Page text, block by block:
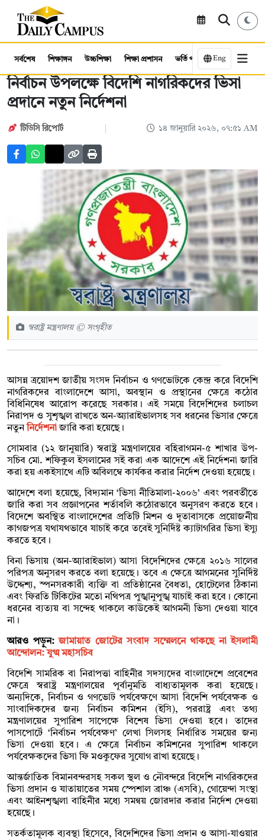
সর্বশেষ শিক্ষাঙ্গন উচ্চশিক্ষা শিক্ষা প্রশাসন ভর্তি পরীক্ষা কর্মসংস্থান
Eng
নির্বাচন উপলক্ষে বিদেশি নাগরিকদের ভিসা
প্রদানে নতুন নির্দেশনা
টিডিসি রিপোর্ট ১৪ জানুয়ারি ২০২৬, ০৭:৫১ AM
স্বরাষ্ট্র মন্ত্রণালয় © সংগৃহীত
আসন্ন ত্রয়োদশ জাতীয় সংসদ নির্বাচন ও গণভোটকে কেন্দ্র করে বিদেশি
নাগরিকদের বাংলাদেশে আসা, অবস্থান ও প্রস্থানের ক্ষেত্রে কঠোর
বিধিনিষেধ আরোপ করেছে সরকার। এই সময়ে বিদেশিদের চলাচল
নিরাপদ ও সুশৃঙ্খল রাখতে অন-অ্যারাইভালসহ সব ধরনের ভিসার ক্ষেত্রে
নতুননির্দেশনাজারি করা হয়েছে।
সোমবার (১২ জানুয়ারি) স্বরাষ্ট্র মন্ত্রণালয়ের বহিরাগমন-৫ শাখার উপ-
সচিব মো. শফিকুল ইসলামের সই করা এক আদেশে এই নির্দেশনা জারি
করা হয় একইসাথে এটি অবিলম্বে কার্যকর করার নির্দেশ দেওয়া হয়েছে।
আদেশে বলা হয়েছে, বিদ্যমান ‘ভিসা নীতিমালা-২০০৬’ এবং পরবর্তীতে
জারি করা সব প্রজ্ঞাপনের শর্তাবলি কঠোরভাবে অনুসরণ করতে হবে।
বিদেশে অবস্থিত বাংলাদেশের প্রতিটি মিশন ও দূতাবাসকে প্রয়োজনীয়
কাগজপত্র যথাযথভাবে যাচাই করে তবেই সুনির্দিষ্ট ক্যাটাগরির ভিসা ইস্যু
করতে হবে।
বিনা ভিসায় (অন-অ্যারাইভাল) আসা বিদেশিদের ক্ষেত্রে ২০১৬ সালের
পরিপত্র অনুসরণ করতে বলা হয়েছে। তবে এ ক্ষেত্রে আগমনের সুনির্দিষ্ট
উদ্দেশ্য, স্পনসরকারী ব্যক্তি বা প্রতিষ্ঠানের বৈধতা, হোটেলের ঠিকানা
এবং ফিরতি টিকিটের মতো নথিপত্র পুঙ্খানুপুঙ্খ যাচাই করা হবে। কোনো
ধরনের ব্যত্যয় বা সন্দেহ থাকলে কাউকেই আগমনী ভিসা দেওয়া যাবে
না।
আরও পড়ুন:জামায়াত জোটের সংবাদ সম্মেলনে থাকছে না ইসলামী
আন্দোলন: যুগ্ম মহাসচিব
বিদেশি সামরিক বা নিরাপত্তা বাহিনীর সদস্যদের বাংলাদেশে প্রবেশের
ক্ষেত্রে স্বরাষ্ট্র মন্ত্রণালয়ের পূর্বানুমতি বাধ্যতামূলক করা হয়েছে।
অন্যদিকে, নির্বাচন ও গণভোট পর্যবেক্ষণে আসা বিদেশি পর্যবেক্ষক ও
সাংবাদিকদের জন্য নির্বাচন কমিশন (ইসি), পররাষ্ট্র এবং তথ্য
মন্ত্রণালয়ের সুপারিশ সাপেক্ষে বিশেষ ভিসা দেওয়া হবে। তাদের
পাসপোর্টে ‘নির্বাচন পর্যবেক্ষণ’ লেখা সিলসহ নির্ধারিত সময়ের জন্য
ভিসা দেওয়া হবে। এ ক্ষেত্রে নির্বাচন কমিশনের সুপারিশ থাকলে
পর্যবেক্ষকদের ভিসা ফি মওকুফের সুযোগ রাখা হয়েছে।
আন্তর্জাতিক বিমানবন্দরসহ সকল স্থল ও নৌবন্দরে বিদেশি নাগরিকদের
ভিসা প্রদান ও যাতায়াতের সময় স্পেশাল ব্রাঞ্চ (এসবি), গোয়েন্দা সংস্থা
এবং আইনশৃঙ্খলা বাহিনীর মধ্যে সমন্বয় জোরদার করার নির্দেশ দেওয়া
হয়েছে।
সতর্কতামূলক ব্যবস্থা হিসেবে, বিদেশিদের ভিসা প্রদান ও আসা-যাওয়ার